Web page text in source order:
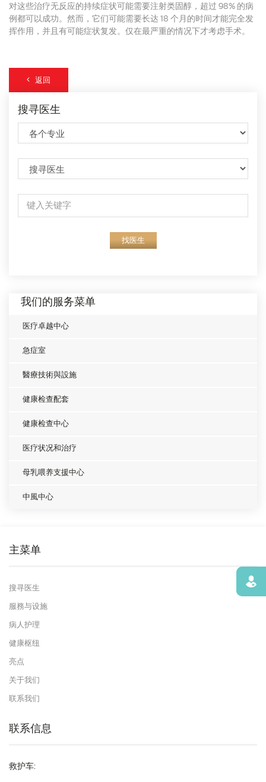
对这些治疗无反应的持续症状可能需要注射类固醇，超过 98% 的病
例都可以成功。然而，它们可能需要长达 18 个月的时间才能完全发
挥作用，并且有可能症状复发。仅在最严重的情况下才考虑手术。
返回
搜寻医生
找医生
我们的服务菜单
医疗卓越中心
急症室
醫療技術與設施
健康检查配套
健康检查中心
医疗状况和治疗
母乳喂养支援中心
中風中心
主菜单
搜寻医生
服務与设施
病人护理
健康枢纽
亮点
关于我们
联系我们
联系信息
救护车:
寻找